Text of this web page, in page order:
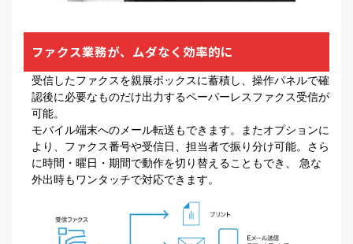
ファクス業務が、ムダなく効率的に
受信したファクスを親展ボックスに蓄積し、操作パネルで確
認後に必要なものだけ出力するペーパーレスファクス受信が
可能。
モバイル端末へのメール転送もできます。またオプションに
より、ファクス番号や受信日、担当者で振り分け可能。さら
に時間・曜日・期間で動作を切り替えることもでき、 急な
外出時もワンタッチで対応できます。